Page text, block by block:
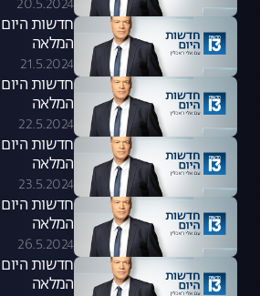
20.5.2024
המלאה
21.5.2024
המלאה
22.5.2024
המלאה
23.5.2024
המלאה
26.5.2024
המלאה